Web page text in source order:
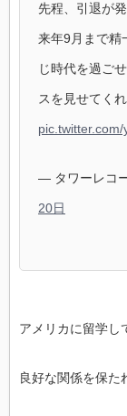
先程、引退が
来年9月まで精
じ時代を過ご
スを見せてく
— タワーレコ
20日
アメリカに留学し
良好な関係を保た